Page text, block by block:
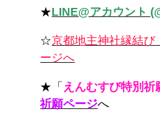
★LINE@アカウント
☆京都地主神社縁結び
ージへ
★「 えんむすび特別祈
祈願ページへ